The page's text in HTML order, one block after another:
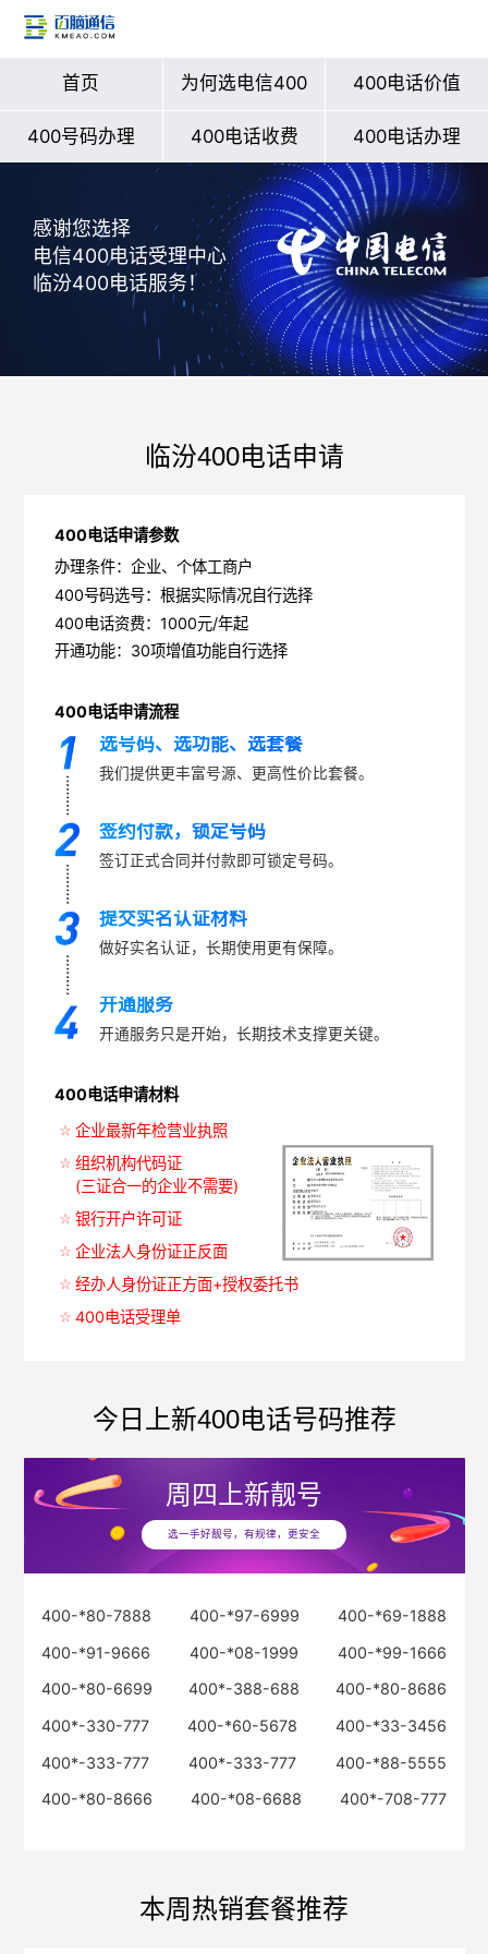
首页 为何选电信400 400电话价值
400号码办理 400电话收费 400电话办理
感谢您选择
电信400电话受理中心
临汾400电话服务！
临汾400电话申请
400电话申请参数
办理条件：企业、个体工商户
400号码选号：根据实际情况自行选择
400电话资费：1000元/年起
开通功能：30项增值功能自行选择
400电话申请流程
选号码、选功能、选套餐
我们提供更丰富号源、更高性价比套餐。
签约付款，锁定号码
签订正式合同并付款即可锁定号码。
提交实名认证材料
做好实名认证，长期使用更有保障。
开通服务
开通服务只是开始，长期技术支撑更关键。
400电话申请材料
企业最新年检营业执照
组织机构代码证
(三证合一的企业不需要)
银行开户许可证
企业法人身份证正反面
经办人身份证正方面+授权委托书
400电话受理单
今日上新400电话号码推荐
周四上新靓号
选一手好靓号，有规律，更安全
400-*80-7888 400-*97-6999
400-*69-1888
400-*91-9666
400-*08-1999
400-*99-1666
400-*80-6699
400*-388-688
400-*80-8686
400*-330-777
400-*60-5678
400-*33-3456
400*-333-777
400*-333-777
400-*88-5555
400-*80-8666
400-*08-6688 400*-708-777
本周热销套餐推荐